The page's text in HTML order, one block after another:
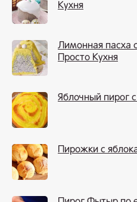
Кухня
Лимонная пасха
Просто Кухня
Яблочный пирог
Пирожки с